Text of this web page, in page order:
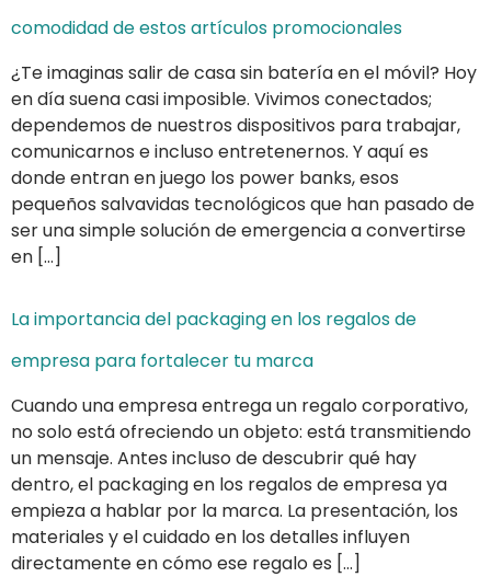
comodidad de estos artículos promocionales
¿Te imaginas salir de casa sin batería en el móvil? Hoy
en día suena casi imposible. Vivimos conectados;
dependemos de nuestros dispositivos para trabajar,
comunicarnos e incluso entretenernos. Y aquí es
donde entran en juego los power banks, esos
pequeños salvavidas tecnológicos que han pasado de
ser una simple solución de emergencia a convertirse
en […]
La importancia del packaging en los regalos de
empresa para fortalecer tu marca
Cuando una empresa entrega un regalo corporativo,
no solo está ofreciendo un objeto: está transmitiendo
un mensaje. Antes incluso de descubrir qué hay
dentro, el packaging en los regalos de empresa ya
empieza a hablar por la marca. La presentación, los
materiales y el cuidado en los detalles influyen
directamente en cómo ese regalo es […]